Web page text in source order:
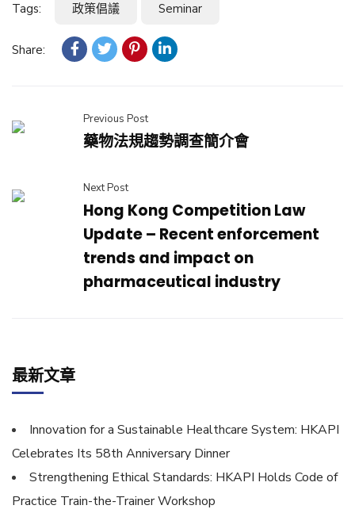
Tags: 政策倡議 Seminar
Share:
Previous Post
藥物法規趨勢調查簡介會
Next Post
Hong Kong Competition Law
Update – Recent enforcement
trends and impact on
pharmaceutical industry
最新文章
Innovation for a Sustainable Healthcare System: HKAPI
Celebrates Its 58th Anniversary Dinner
Strengthening Ethical Standards: HKAPI Holds Code of
Practice Train-the-Trainer Workshop